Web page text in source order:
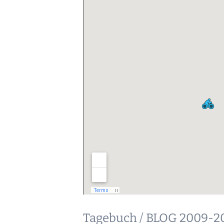
Tagebuch / BLOG 2009-